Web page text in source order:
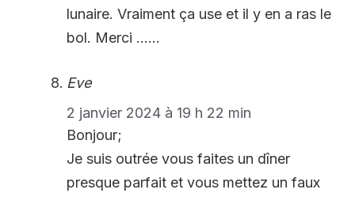
lunaire. Vraiment ça use et il y en a ras le
bol. Merci ……
Eve
2 janvier 2024 à 19 h 22 min
Bonjour;
Je suis outrée vous faites un dîner
presque parfait et vous mettez un faux